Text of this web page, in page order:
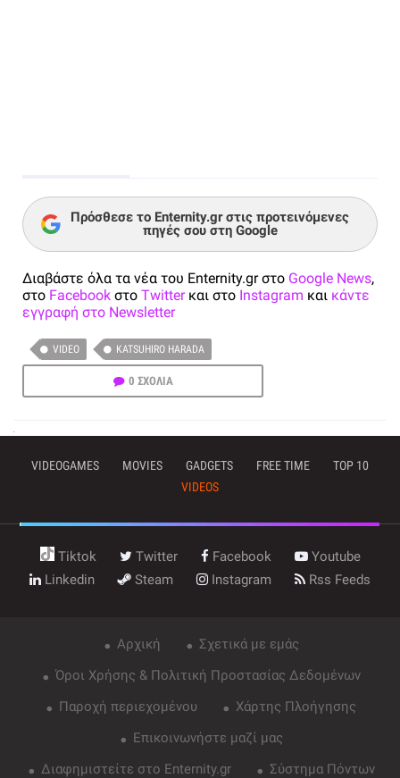
Πρόσθεσε το Enternity.gr στις προτεινόμενες
πηγές σου στη Google
Διαβάστε όλα τα νέα του Enternity.gr στο Google News,
στο Facebook στο Twitterκαι στο Instagram και κάντε
εγγραφή στο Newsletter
VIDEO KATSUHIRO HARADA
0 ΣΧΟΛΙΑ
VIDEOGAMES MOVIES GADGETS FREE TIME
TOP 10
VIDEOS
Tiktok Twitter Facebook
Youtube
Linkedin
Steam Instagram Rss Feeds
Αρχική
Σχετικά με εμάς
Όροι Χρήσης & Πολιτική Προστασίας Δεδομένων
Παροχή περιεχομένου
Χάρτης Πλοήγησης
Επικοινωνήστε μαζί μας
Διαφημιστείτε στο Enternity.gr
Σύστημα Πόντων